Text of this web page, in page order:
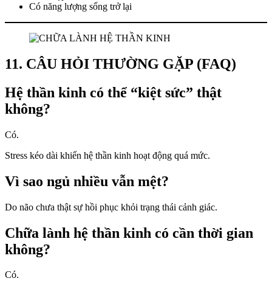
Có năng lượng sống trở lại
11. CÂU HỎI THƯỜNG GẶP (FAQ)
Hệ thần kinh có thể “kiệt sức” thật
không?
Có.
Stress kéo dài khiến hệ thần kinh hoạt động quá mức.
Vì sao ngủ nhiều vẫn mệt?
Do não chưa thật sự hồi phục khỏi trạng thái cảnh giác.
Chữa lành hệ thần kinh có cần thời gian
không?
Có.